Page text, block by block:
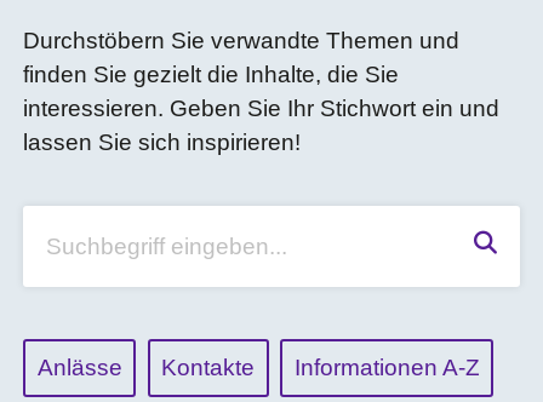
Durchstöbern Sie verwandte Themen und
finden Sie gezielt die Inhalte, die Sie
interessieren. Geben Sie Ihr Stichwort ein und
lassen Sie sich inspirieren!
Suchen
Anlässe Kontakte Informationen A-Z